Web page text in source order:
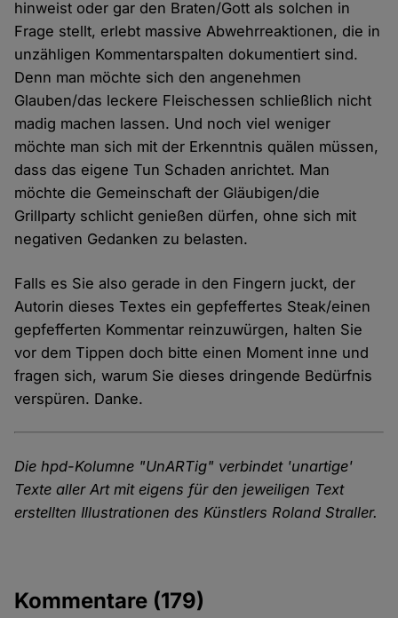
hinweist oder gar den Braten/Gott als solchen in
Frage stellt, erlebt massive Abwehrreaktionen, die in
unzähligen Kommentarspalten dokumentiert sind.
Denn man möchte sich den angenehmen
Glauben/das leckere Fleischessen schließlich nicht
madig machen lassen. Und noch viel weniger
möchte man sich mit der Erkenntnis quälen müssen,
dass das eigene Tun Schaden anrichtet. Man
möchte die Gemeinschaft der Gläubigen/die
Grillparty schlicht genießen dürfen, ohne sich mit
negativen Gedanken zu belasten.
Falls es Sie also gerade in den Fingern juckt, der
Autorin dieses Textes ein gepfeffertes Steak/einen
gepfefferten Kommentar reinzuwürgen, halten Sie
vor dem Tippen doch bitte einen Moment inne und
fragen sich, warum Sie dieses dringende Bedürfnis
verspüren. Danke.
Die hpd-Kolumne "UnARTig" verbindet 'unartige'
Texte aller Art mit eigens für den jeweiligen Text
erstellten Illustrationen des Künstlers Roland Straller.
Kommentare (179)